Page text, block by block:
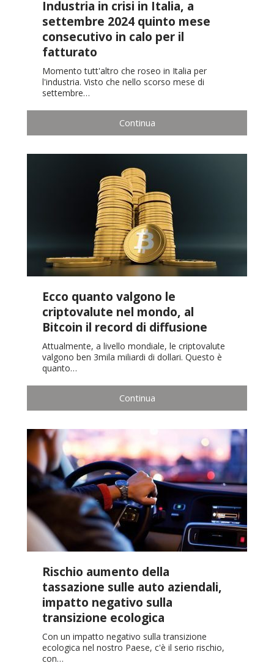
Industria in crisi in Italia, a
settembre 2024 quinto mese
consecutivo in calo per il
fatturato
Momento tutt'altro che roseo in Italia per
l'industria. Visto che nello scorso mese di
settembre…
Continua
Ecco quanto valgono le
criptovalute nel mondo, al
Bitcoin il record di diffusione
Attualmente, a livello mondiale, le criptovalute
valgono ben 3mila miliardi di dollari. Questo è
quanto…
Continua
Rischio aumento della
tassazione sulle auto aziendali,
impatto negativo sulla
transizione ecologica
Con un impatto negativo sulla transizione
ecologica nel nostro Paese, c'è il serio rischio,
con…